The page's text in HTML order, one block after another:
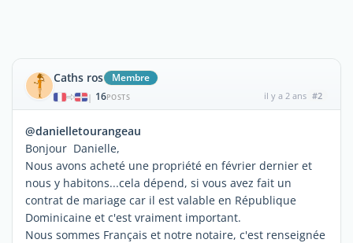
Caths ros Membre
| 16POSTS il y a 2 ans #2
@danielletourangeau
Bonjour Danielle,
Nous avons acheté une propriété en février dernier et
nous y habitons...cela dépend, si vous avez fait un
contrat de mariage car il est valable en République
Dominicaine et c'est vraiment important.
Nous sommes Français et notre notaire, c'est renseignée